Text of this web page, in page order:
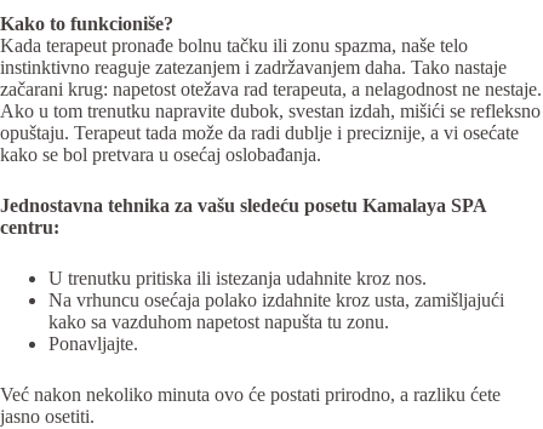
Kako to funkcioniše?
Kada terapeut pronađe bolnu tačku ili zonu spazma, naše telo
instinktivno reaguje zatezanjem i zadržavanjem daha. Tako nastaje
začarani krug: napetost otežava rad terapeuta, a nelagodnost ne nestaje.
Ako u tom trenutku napravite dubok, svestan izdah, mišići se refleksno
opuštaju. Terapeut tada može da radi dublje i preciznije, a vi osećate
kako se bol pretvara u osećaj oslobađanja.
Jednostavna tehnika za vašu sledeću posetu Kamalaya SPA
centru:
U trenutku pritiska ili istezanja udahnite kroz nos.
Na vrhuncu osećaja polako izdahnite kroz usta, zamišljajući
kako sa vazduhom napetost napušta tu zonu.
Ponavljajte.
Već nakon nekoliko minuta ovo će postati prirodno, a razliku ćete
jasno osetiti.